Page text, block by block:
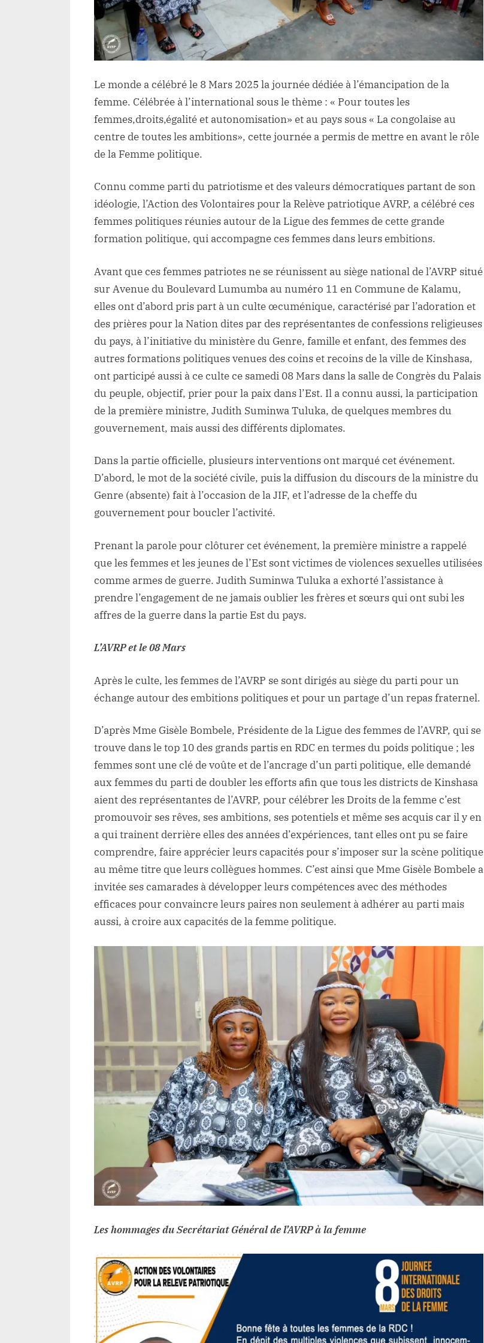
Le monde a célébré le 8 Mars 2025 la journée dédiée à l’émancipation de la
femme. Célébrée à l’international sous le thème : « Pour toutes les
femmes,droits,égalité et autonomisation» et au pays sous « La congolaise au
centre de toutes les ambitions», cette journée a permis de mettre en avant le rôle
de la Femme politique.
Connu comme parti du patriotisme et des valeurs démocratiques partant de son
idéologie, l’Action des Volontaires pour la Relève patriotique AVRP, a célébré ces
femmes politiques réunies autour de la Ligue des femmes de cette grande
formation politique, qui accompagne ces femmes dans leurs embitions.
Avant que ces femmes patriotes ne se réunissent au siège national de l’AVRP situé
sur Avenue du Boulevard Lumumba au numéro 11 en Commune de Kalamu,
elles ont d’abord pris part à un culte œcuménique, caractérisé par l’adoration et
des prières pour la Nation dites par des représentantes de confessions religieuses
du pays, à l’initiative du ministère du Genre, famille et enfant, des femmes des
autres formations politiques venues des coins et recoins de la ville de Kinshasa,
ont participé aussi à ce culte ce samedi 08 Mars dans la salle de Congrès du Palais
du peuple, objectif, prier pour la paix dans l’Est. Il a connu aussi, la participation
de la première ministre, Judith Suminwa Tuluka, de quelques membres du
gouvernement, mais aussi des différents diplomates.
Dans la partie officielle, plusieurs interventions ont marqué cet événement.
D’abord, le mot de la société civile, puis la diffusion du discours de la ministre du
Genre (absente) fait à l’occasion de la JIF, et l’adresse de la cheffe du
gouvernement pour boucler l’activité.
Prenant la parole pour clôturer cet événement, la première ministre a rappelé
que les femmes et les jeunes de l’Est sont victimes de violences sexuelles utilisées
comme armes de guerre. Judith Suminwa Tuluka a exhorté l’assistance à
prendre l’engagement de ne jamais oublier les frères et sœurs qui ont subi les
affres de la guerre dans la partie Est du pays.
L’AVRP et le 08 Mars
Après le culte, les femmes de l’AVRP se sont dirigés au siège du parti pour un
échange autour des embitions politiques et pour un partage d’un repas fraternel.
D’après Mme Gisèle Bombele, Présidente de la Ligue des femmes de l’AVRP, qui se
trouve dans le top 10 des grands partis en RDC en termes du poids politique ; les
femmes sont une clé de voûte et de l’ancrage d’un parti politique, elle demandé
aux femmes du parti de doubler les efforts afin que tous les districts de Kinshasa
aient des représentantes de l’AVRP, pour célébrer les Droits de la femme c’est
promouvoir ses rêves, ses ambitions, ses potentiels et même ses acquis car il y en
a qui trainent derrière elles des années d’expériences, tant elles ont pu se faire
comprendre, faire apprécier leurs capacités pour s’imposer sur la scène politique
au même titre que leurs collègues hommes. C’est ainsi que Mme Gisèle Bombele a
invitée ses camarades à développer leurs compétences avec des méthodes
efficaces pour convaincre leurs paires non seulement à adhérer au parti mais
aussi, à croire aux capacités de la femme politique.
Les hommages du Secrétariat Général de l’AVRP à la femme